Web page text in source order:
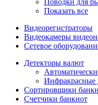
Поводки для
Показать все
Видеорегистраторы
Видеокамеры
Сетевое
Детекторы валют
Инфракрасные
Сортировщики
Счетчики банкнот